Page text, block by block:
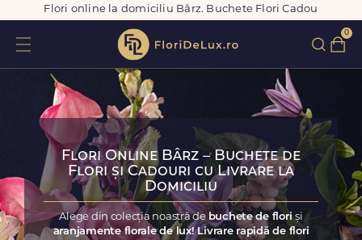
Flori online la domiciliu Bârz. Buchete Flori Cadou
0
Flori Online Bârz – Buchete de
Flori și Cadouri cu Livrare la
Domiciliu
Alege din colecția noastră de buchete de floriși
aranjamente florale de lux! Livrare rapidă de flori